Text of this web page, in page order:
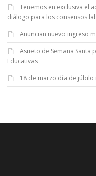
Tenemos en exclusiva el
diálogo para los consensos
Anuncian nuevo ingreso
Asueto de Semana Santa
Educativas
18 de marzo día de júbilo